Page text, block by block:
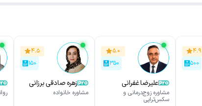
۴.۹
۵۰۰
۵.۰
۳۵۰
علیرضا غفرانی
مشاوره زوج‌درمانی و
سکس‌تراپی
۴.۵
۱۵۰
زهره صادقی برزانی
مشاوره خانواده